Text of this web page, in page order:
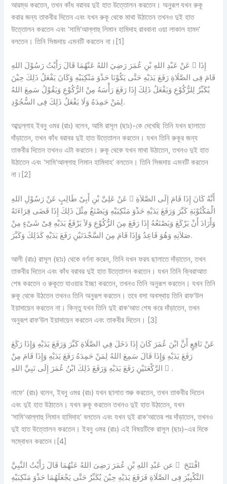
আরম্ভ করতেন, তখন কাঁধ বরাবর দুই হাত উত্তোলন করতেন। অনুরূপ যখন রুকূ
করার জন্য তাকবীর দিতেন এবং যখন রুকূ থেকে মাথা উঠাতেন তখনও দুই হাত
উত্তোলন করতেন এবং ‘সামি‘আল্লাহু লিমান হামিদাহ রাববানা ওয়া লাকাল হামদ’
বলতেন। তিনি সিজদায় এমনটি করতেন না।[1]
عَنْ عَبْدِ اللهِ بْنِ عُمَرَ رَضِيَ اللهُ عَنْهُمَا قَالَ رَأَيْتُ رَسُوْلَ اللهِ  إِذَا
قَامَ فِى الصَّلَاةِ رَفَعَ يَدَيْهِ حَتَّى يَكُوْنَا حَذْوَ مَنْكِبَيْهِ وَكَانَ يَفْعَلُ ذَلِكَ حِيْنَ
يُكَبِّرُ لِلرُّكُوْعِ وَيَفْعَلُ ذَلِكَ إِذَا رَفَعَ رَأْسَهُ مِنْ الرُّكُوْعِ وَيَقُوْلُ سَمِعَ اللهُ
لِمَنْ حَمِدَهُ وَلَا يَفْعَلُ ذَلِكَ فِى السُّجُوْدِ.
আব্দুল্লাহ ইবনু ওমর (রাঃ) বলেন, আমি রাসূল (ছাঃ)-কে দেখেছি তিনি যখন ছালাতে
দাঁড়াতেন, তখন কাঁধ বরাবর দুই হাত উত্তোলন করতেন। যখন তিনি রুকূর জন্য
তাকবীর দিতেন তখনও এটা করতেন। রুকূ থেকে যখন মাথা উঠাতেন, তখনও দুই হাত
উঠাতেন এবং ‘সামি‘আল্লাহু লিমান হামিদাহ’ বলতেন। তিনি সিজদায় এমনটি করতেন
না।[2]
عَنْ عَلِىِّ بْنِ أَبِىْ طَالِبٍ عَنْ رَسُوْلِ اللهِ  أَنَّهُ كَانَ إِذَا قَامَ إِلَى الصَّلاَةِ
الْمَكْتُوْبَةِ كَبَّرَ وَرَفَعَ يَدَيْهِ حَذْوَ مَنْكِبَيْهِ وَيَصْنَعُ مِثْلَ ذَلِكَ إِذَا قَضَى قِرَاءَتَهُ
وَأَرَادَ أَنْ يَرْكَعَ وَيَصْنَعُهُ إِذَا رَفَعَ مِنَ الرُّكُوْعِ وَلاَ يَرْفَعُ يَدَيْهِ فِىْ شَىْءٍ مِنْ
صَلاَتِهِ وَهُوَ قَاعِدٌ وَإِذَا قَامَ مِنَ السَّجْدَتَيْنِ رَفَعَ يَدَيْهِ كَذَلِكَ وَكَبَّرَ.
আলী (রাঃ) রাসূল (ছাঃ) থেকে বর্ণনা করেন, তিনি যখন ফরয ছালাতে দাঁড়াতেন, তখন
তাকবীর দিতেন এবং কাঁধ বরাবর দুই হাত উত্তোলন করতেন। যখন তিনি ক্বিরাআত
শেষ করতেন ও রুকূতে যাওয়ার ইচ্ছা করতেন, তখনও তিনি অনুরূপ করতেন। যখন তিনি
রুকূ থেকে উঠতেন তখনও তিনি অনুরূপ করতেন। তবে বসা অবস্থায় তিনি রাফ‘উল
ইয়াদায়েন করতেন না। কিন্তু যখন তিনি দুই রাক‘আত শেষ করে দাঁড়াতেন, তখন
অনুরূপ রাফ‘উল ইয়াদায়েন করতেন এবং তাকবীর দিতেন। [3]
عَنْ نَافِعٍ أَنَّ ابْنَ عُمَرَ كَانَ إِذَا دَخَلَ فِي الصَّلَاةِ كَبَّرَ وَرَفَعَ يَدَيْهِ وَإِذَا رَكَعَ
رَفَعَ يَدَيْهِ وَإِذَا قَالَ سَمِعَ اللهُ لِمَنْ حَمِدَهُ رَفَعَ يَدَيْهِ وَإِذَا قَامَ مِنْ
الرَّكْعَتَيْنِ رَفَعَ يَدَيْهِ وَرَفَعَ ذَلِكَ ابْنُ عُمَرَ إِلَى نَبِيِّ اللهِ  .
নাফে‘ (রাঃ) বলেন, ইবনু ওমর (রাঃ) যখন ছালাত শুরু করতেন, তখন তাকবীর দিতেন
এবং দুই হাত উঠাতেন। যখন রুকূ করতেন তখনও দুই হাত উঠাতেন, যখন
‘সামি‘আল্লাহু লিমান হামিদাহ’ বলতেন এবং যখন দুই রাক‘আতের পর দাঁড়াতেন, তখনও
দুই হাত উত্তোলন করতেন। ইবনু ওমর (রাঃ) এই বিষয়টিকে রাসূল (ছাঃ)-এর দিকে
সম্বোধন করতেন।[4]
عن عَبْدِ اللهِ بْنِ عُمَرَ رَضِىَ اللهُ عَنْهُمَا قَالَ رَأَيْتُ النَّبِيَّ  افْتَتَحَ
التَّكْبِيْرَ فِى الصَّلَاةِ فَرَفَعَ يَدَيْهِ حِيْنَ يُكَبِّرُ حَتَّى يَجْعَلَهُمَا حَذْوَ مَنْكِبَيْهِ